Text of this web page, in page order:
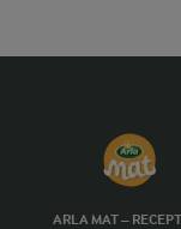
ARLA MAT –